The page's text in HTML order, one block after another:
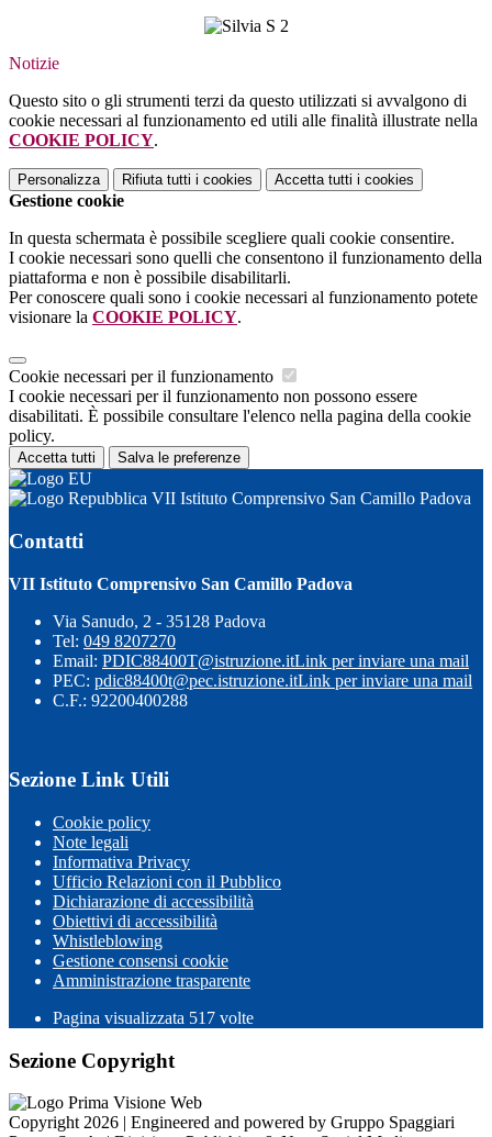
Notizie
Questo sito o gli strumenti terzi da questo utilizzati si avvalgono di
cookie necessari al funzionamento ed utili alle finalità illustrate nella
COOKIE POLICY.
Personalizza Rifiuta tutti i cookies Accetta tutti i cookies
Gestione cookie
In questa schermata è possibile scegliere quali cookie consentire.
I cookie necessari sono quelli che consentono il funzionamento della
piattaforma e non è possibile disabilitarli.
Per conoscere quali sono i cookie necessari al funzionamento potete
visionare la COOKIE POLICY.
Cookie necessari per il funzionamento
I cookie necessari per il funzionamento non possono essere
disabilitati. È possibile consultare l'elenco nella pagina della cookie
policy.
Accetta tutti Salva le preferenze
VII Istituto Comprensivo San Camillo Padova
Contatti
VII Istituto Comprensivo San Camillo Padova
Via Sanudo, 2 - 35128 Padova
Tel: 049 8207270
Email: PDIC88400T@istruzione.itLink per inviare una mail
PEC: pdic88400t@pec.istruzione.itLink per inviare una mail
C.F.: 92200400288
Sezione Link Utili
Cookie policy
Note legali
Informativa Privacy
Ufficio Relazioni con il Pubblico
Dichiarazione di accessibilità
Obiettivi di accessibilità
Whistleblowing
Gestione consensi cookie
Amministrazione trasparente
Pagina visualizzata 517 volte
Sezione Copyright
Copyright 2026 | Engineered and powered by Gruppo Spaggiari